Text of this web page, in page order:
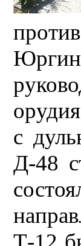
с
Д-48